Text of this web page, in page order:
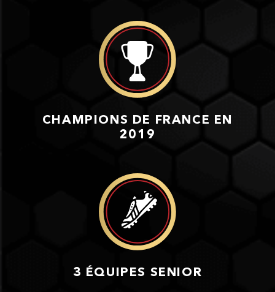
CHAMPIONS DE FRANCE EN
2019
3 ÉQUIPES SENIOR